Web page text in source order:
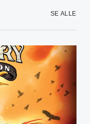
SE ALLE